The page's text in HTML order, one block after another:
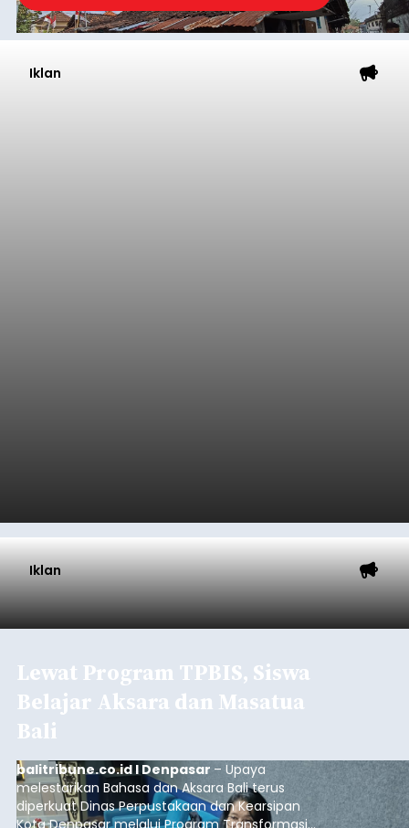
Iklan
Iklan
Lewat Program TPBIS, Siswa
Belajar Aksara dan Masatua
Bali
balitribune.co.id I Denpasar – Upaya
melestarikan Bahasa dan Aksara Bali terus
diperkuat Dinas Perpustakaan dan Kearsipan